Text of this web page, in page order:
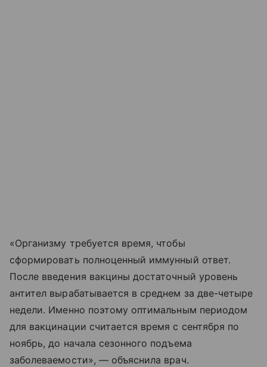
«Организму требуется время, чтобы
сформировать полноценный иммунный ответ.
После введения вакцины достаточный уровень
антител вырабатывается в среднем за две-четыре
недели. Именно поэтому оптимальным периодом
для вакцинации считается время с сентября по
ноябрь, до начала сезонного подъема
заболеваемости», — объяснила врач.